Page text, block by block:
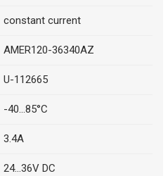
constant current
AMER120-36340AZ
U-112665
-40...85°C
3.4A
24...36V DC